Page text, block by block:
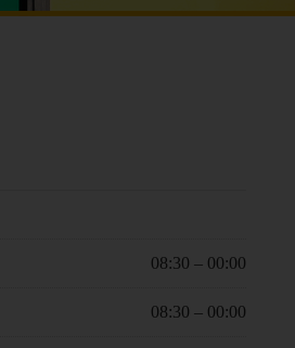
08:30 – 00:00
08:30 – 00:00